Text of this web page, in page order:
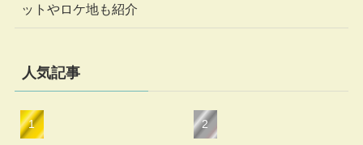
ットやロケ地も紹介
人気記事